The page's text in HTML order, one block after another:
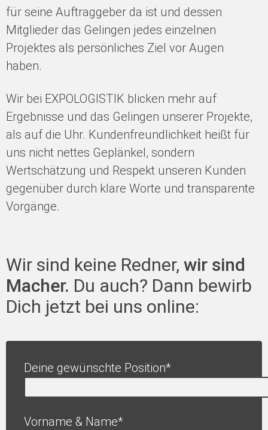
für seine Auftraggeber da ist und dessen
Mitglieder das Gelingen jedes einzelnen
Projektes als persönliches Ziel vor Augen
haben.
Wir bei EXPOLOGISTIK blicken mehr auf
Ergebnisse und das Gelingen unserer Projekte,
als auf die Uhr. Kundenfreundlichkeit heißt für
uns nicht nettes Geplänkel, sondern
Wertschätzung und Respekt unseren Kunden
gegenüber durch klare Worte und transparente
Vorgänge.
Wir sind keine Redner, wir sind
Macher. Du auch? Dann bewirb
Dich jetzt bei uns online:
Deine gewünschte Position*
Vorname & Name*